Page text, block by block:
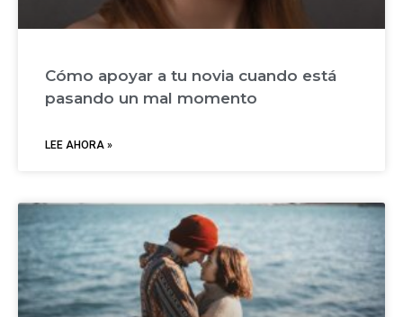
Cómo apoyar a tu novia cuando está
pasando un mal momento
LEE AHORA »